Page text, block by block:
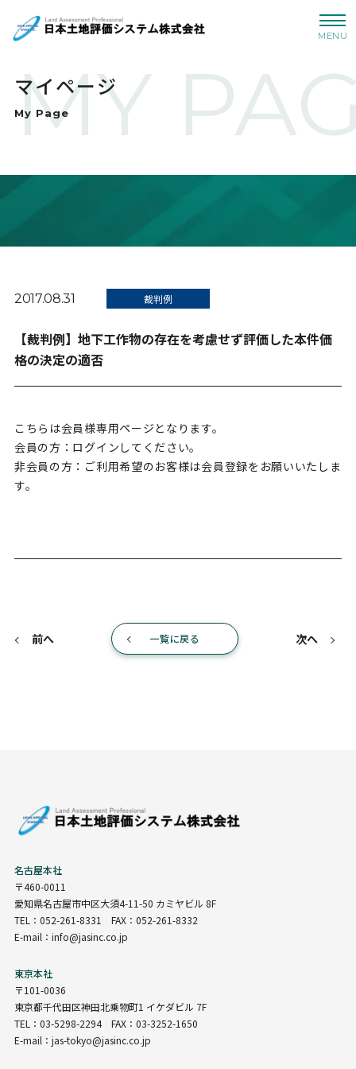
MENU
MY
マイページ
My Page
2017.08.31 裁判例
【裁判例】地下工作物の存在を考慮せず評価した本件価
格の決定の適否
こちらは会員様専用ページとなります。
会員の方：ログインしてください。
非会員の方：ご利用希望のお客様は会員登録をお願いいたしま
す。
前へ 一覧に戻る 次へ
名古屋本社
〒460-0011
愛知県名古屋市中区大須4-11-50 カミヤビル 8F
TEL：052-261-8331 FAX：052-261-8332
E-mail：info@jasinc.co.jp
東京本社
〒101-0036
東京都千代田区神田北乗物町1 イケダビル 7F
TEL：03-5298-2294 FAX：03-3252-1650
E-mail：jas-tokyo@jasinc.co.jp